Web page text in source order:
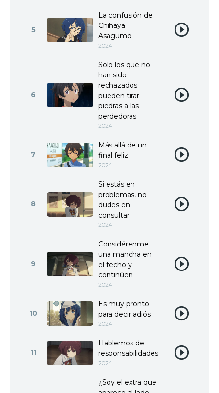
5
La confusión de
Chihaya
Asagumo
2024
6
Solo los que no
han sido
rechazados
pueden tirar
piedras a las
perdedoras
2024
7
Más allá de un
final feliz
2024
8
Si estás en
problemas, no
dudes en
consultar
2024
9
Considérenme
una mancha en
el techo y
continúen
2024
10
Es muy pronto
para decir adiós
2024
11
Hablemos de
responsabilidades
2024
¿Soy el extra que